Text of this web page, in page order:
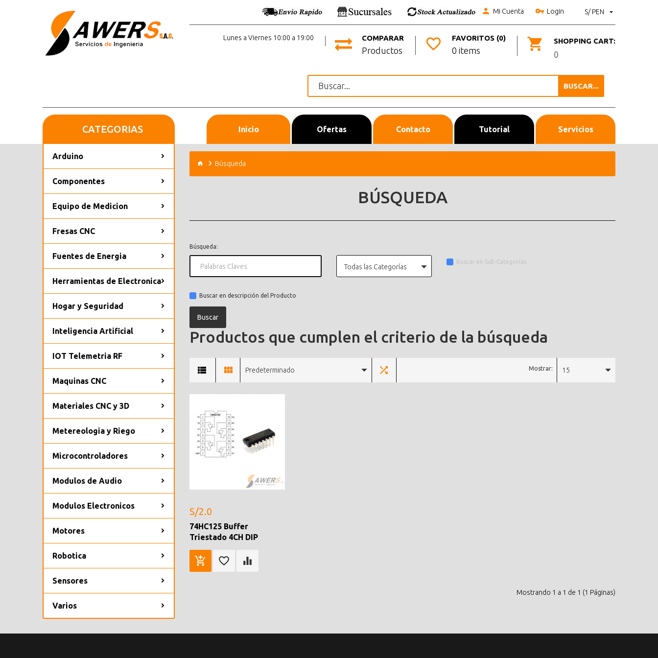
S/ PEN
Mi Cuenta Login
SHOPPING CART:
0
FAVORITOS (0)
0 items
COMPARAR
Productos
Lunes a Viernes 10:00 a 19:00
BUSCAR...
Inicio Ofertas Contacto Tutorial Servicios
CATEGORIAS
Arduino
Componentes
Equipo de Medicion
Fresas CNC
Fuentes de Energia
Herramientas de Electronica
Hogar y Seguridad
Inteligencia Artificial
IOT Telemetria RF
Maquinas CNC
Materiales CNC y 3D
Metereologia y Riego
Microcontroladores
Modulos de Audio
Modulos Electronicos
Motores
Robotica
Sensores
Varios
Búsqueda
BÚSQUEDA
Búsqueda:
Todas las Categorías
Buscar en Sub-Categorías
Buscar en descripción del Producto
Productos que cumplen el criterio de la búsqueda
Predeterminado Mostrar: 15
S/2.0
74HC125 Buffer
Triestado 4CH DIP
Mostrando 1 a 1 de 1 (1 Páginas)